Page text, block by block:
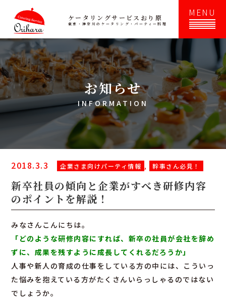
ケータリングサービスおり原
東京・神奈川のケータリング・パーティー料理
MENU
お知らせ
INFORMATION
2018.3.3 企業さま向けパーティ情報 , 幹事さん必見！
新卒社員の傾向と企業がすべき研修内容
のポイントを解説！
みなさんこんにちは。
「どのような研修内容にすれば、新卒の社員が会社を辞め
ずに、成果を残すように成長してくれるだろうか」
人事や新人の育成の仕事をしている方の中には、こういっ
た悩みを抱えている方がたくさんいらっしゃるのではない
でしょうか。